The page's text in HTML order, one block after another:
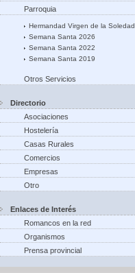
Parroquia
Hermandad Virgen de la Soledad
Semana Santa 2026
Semana Santa 2022
Semana Santa 2019
Otros Servicios
Directorio
Asociaciones
Hostelería
Casas Rurales
Comercios
Empresas
Otro
Enlaces de Interés
Romancos en la red
Organismos
Prensa provincial